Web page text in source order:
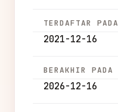
TERDAFTAR PADA
2021-12-16
BERAKHIR PADA
2026-12-16